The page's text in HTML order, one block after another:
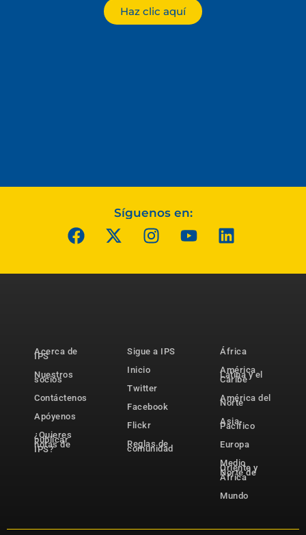
Haz clic aquí
Síguenos en:
Acerca de
IPS
Nuestros
socios
Contáctenos
Apóyenos
¿Quieres
publicar
notas de
IPS?
Sigue a IPS
Inicio
Twitter
Facebook
Flickr
Reglas de
comunidad
África
América
Latina y el
Caribe
América del
Norte
Asia-
Pacífico
Europa
Medio
Oriente y
Norte de
África
Mundo